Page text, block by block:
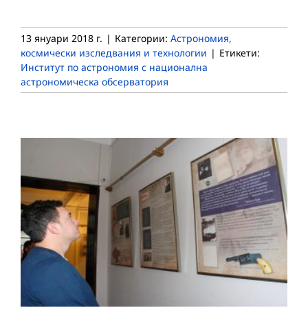
13 януари 2018 г. | Категории: Астрономия,
космически изследвания и технологии | Етикети:
Институт по астрономия с национална
астрономическа обсерватория